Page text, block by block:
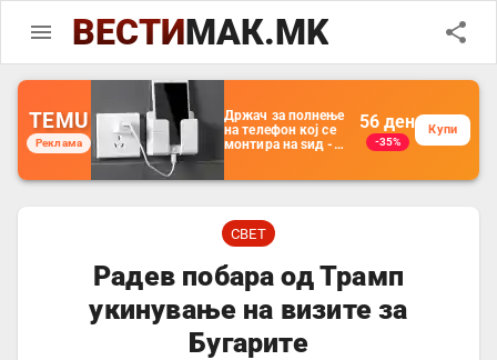
ВЕСТИМАК.MK
TEMU
Реклама
Држач за полнење
на телефон кој се
монтира на ѕид -
организатор за
далечински
управувач
56 ден
-35%
Купи
СВЕТ
Радев побара од Трамп
укинување на визите за
Бугарите